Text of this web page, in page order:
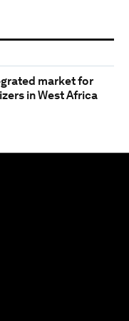
market for
in West Africa